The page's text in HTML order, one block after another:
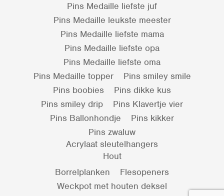
Pins Medaille liefste juf
Pins Medaille leukste meester
Pins Medaille liefste mama
Pins Medaille liefste opa
Pins Medaille liefste oma
Pins Medaille topper
Pins smiley smile
Pins boobies
Pins dikke kus
Pins smiley drip
Pins Klavertje vier
Pins Ballonhondje
Pins kikker
Pins zwaluw
Acrylaat sleutelhangers
Hout
Borrelplanken
Flesopeners
Weckpot met houten deksel